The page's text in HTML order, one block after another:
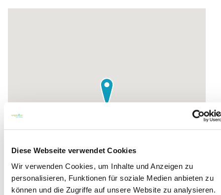
Diese Webseite verwendet Cookies
Wir verwenden Cookies, um Inhalte und Anzeigen zu
personalisieren, Funktionen für soziale Medien anbieten zu
können und die Zugriffe auf unsere Website zu analysieren.